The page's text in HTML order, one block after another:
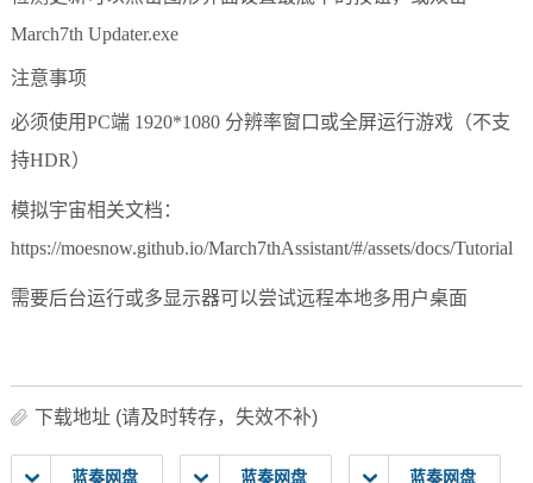
March7th Updater.exe
注意事项
必须使用PC端 1920*1080 分辨率窗口或全屏运行游戏（不支
持HDR）
模拟宇宙相关文档：
https://moesnow.github.io/March7thAssistant/#/assets/docs/Tutorial
需要后台运行或多显示器可以尝试远程本地多用户桌面
下载地址 (请及时转存，失效不补)
蓝奏网盘 蓝奏网盘 蓝奏网盘